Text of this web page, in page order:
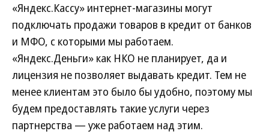
«Яндекс.Кассу» интернет-магазины могут
подключать продажи товаров в кредит от банков
и МФО, с которыми мы работаем.
«Яндекс.Деньги» как НКО не планирует, да и
лицензия не позволяет выдавать кредит. Тем не
менее клиентам это было бы удобно, поэтому мы
будем предоставлять такие услуги через
партнерства — уже работаем над этим.